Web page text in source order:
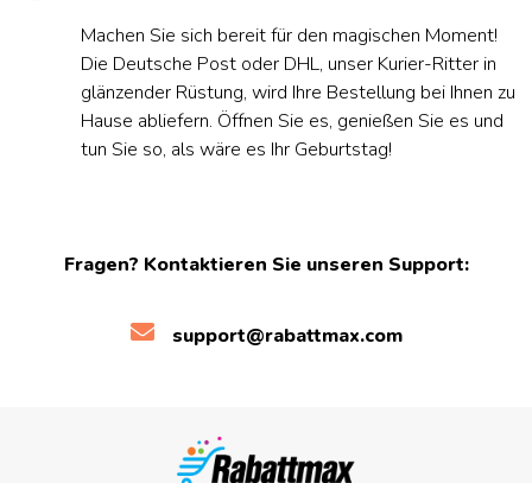
Machen Sie sich bereit für den magischen Moment!
Die Deutsche Post oder DHL, unser Kurier-Ritter in
glänzender Rüstung, wird Ihre Bestellung bei Ihnen zu
Hause abliefern. Öffnen Sie es, genießen Sie es und
tun Sie so, als wäre es Ihr Geburtstag!
Fragen? Kontaktieren Sie unseren Support:
support@rabattmax.com